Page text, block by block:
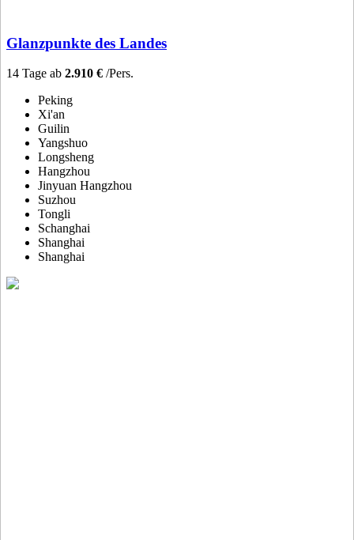
Glanzpunkte des Landes
14 Tage ab 2.910 € /Pers.
Peking
Xi'an
Guilin
Yangshuo
Longsheng
Hangzhou
Jinyuan Hangzhou
Suzhou
Tongli
Schanghai
Shanghai
Shanghai